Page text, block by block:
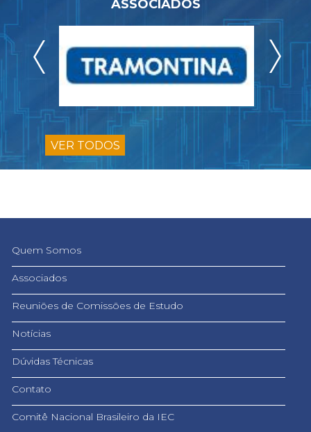
ASSOCIADOS
VER TODOS
Quem Somos
Associados
Reuniões de Comissões de Estudo
Notícias
Dúvidas Técnicas
Contato
Comitê Nacional Brasileiro da IEC